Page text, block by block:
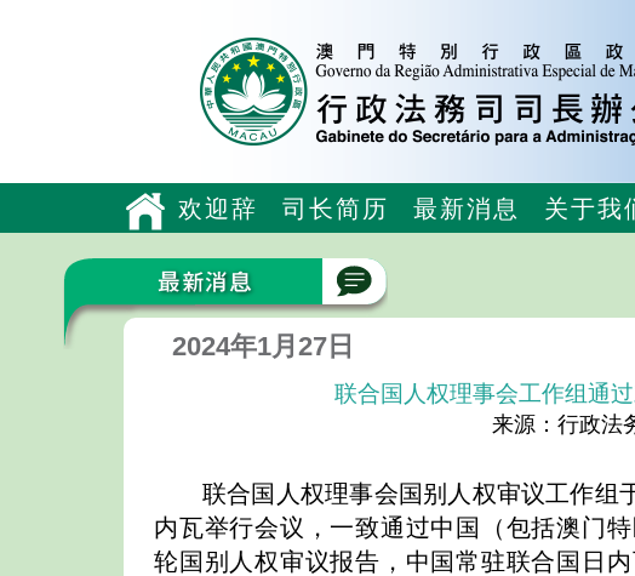
欢迎辞 司长简历 最新消息 关于我
2024年1月27日
联合国人权理事会工作组通
来源：行政法
联合国人权理事会国别人权审议工作组
内瓦举行会议，一致通过中国（包括澳门
轮国别人权审议报告，中国常驻联合国日